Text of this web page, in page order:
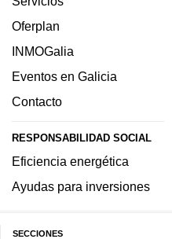
Oferplan
INMOGalia
Eventos en Galicia
Contacto
RESPONSABILIDAD SOCIAL
Eficiencia energética
Ayudas para inversiones
SECCIONES